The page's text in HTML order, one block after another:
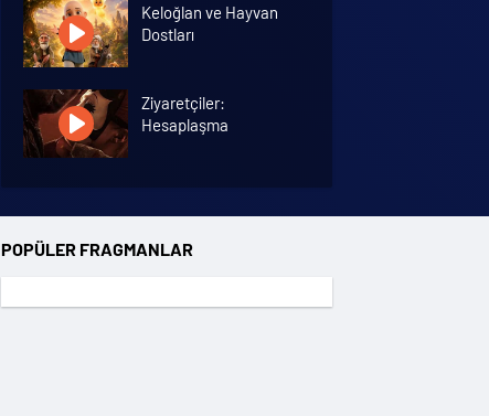
Keloğlan ve Hayvan
Dostları
Ziyaretçiler:
Hesaplaşma
Zaman Yolcusu 4
POPÜLER FRAGMANLAR